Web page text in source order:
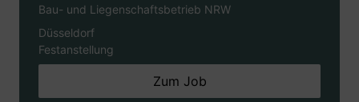
Bau- und Liegenschaftsbetrieb NRW
Düsseldorf
Festanstellung
Zum Job